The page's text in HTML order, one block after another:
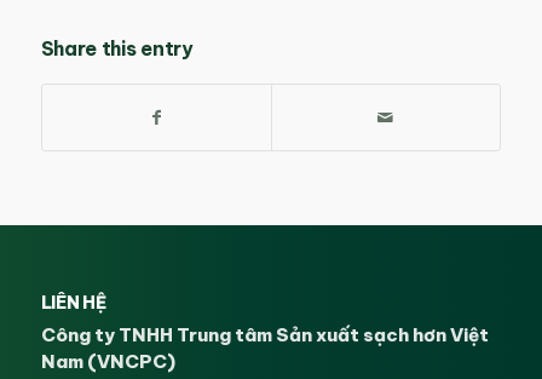
Share this entry
LIÊN HỆ
Công ty TNHH Trung tâm Sản xuất sạch hơn Việt
Nam (VNCPC)